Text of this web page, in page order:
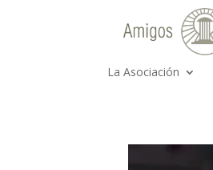
La Asociación